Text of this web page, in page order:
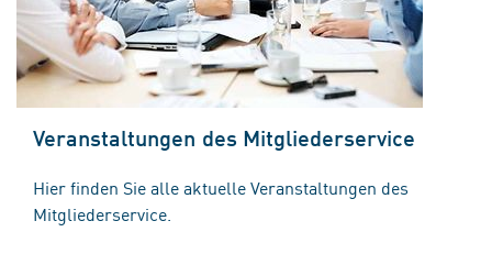
Veranstaltungen des Mitgliederservice
Hier finden Sie alle aktuelle Veranstaltungen des
Mitgliederservice.